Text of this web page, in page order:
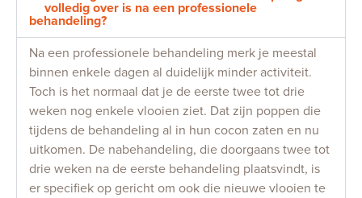
volledig over is na een professionele
behandeling?
Na een professionele behandeling merk je meestal
binnen enkele dagen al duidelijk minder activiteit.
Toch is het normaal dat je de eerste twee tot drie
weken nog enkele vlooien ziet. Dat zijn poppen die
tijdens de behandeling al in hun cocon zaten en nu
uitkomen. De nabehandeling, die doorgaans twee tot
drie weken na de eerste behandeling plaatsvindt, is
er specifiek op gericht om ook die nieuwe vlooien te